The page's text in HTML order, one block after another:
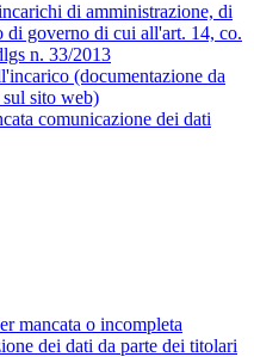
di amministrazione, di
di governo di cui all'art. 14, co.
n. 33/2013
(documentazione da
sito web)
comunicazione dei dati
mancata o incompleta
dei dati da parte dei titolari